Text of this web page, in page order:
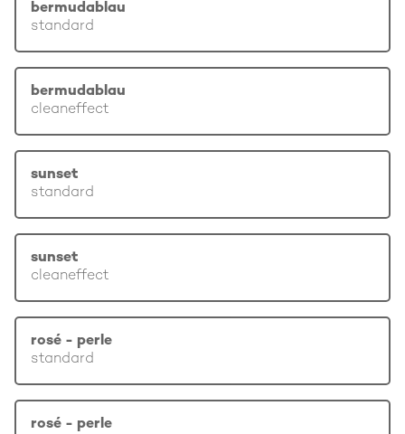
bermudablau
standard
bermudablau
cleaneffect
sunset
standard
sunset
cleaneffect
rosé - perle
standard
rosé - perle